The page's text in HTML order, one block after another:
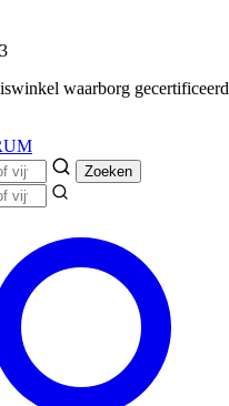
waarborg gecertificeerd
Zoeken